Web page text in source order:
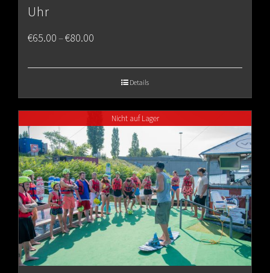
Uhr
€65.00–€80.00
€80.00
Details
Nicht auf Lager